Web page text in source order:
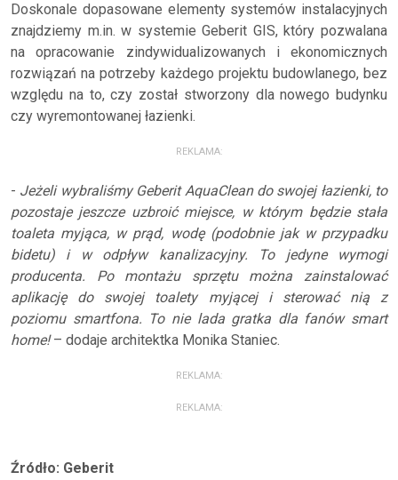
Doskonale dopasowane elementy systemów instalacyjnych
znajdziemy m.in. w systemie Geberit GIS, który pozwalana
na opracowanie zindywidualizowanych i ekonomicznych
rozwiązań na potrzeby każdego projektu budowlanego, bez
względu na to, czy został stworzony dla nowego budynku
czy wyremontowanej łazienki.
REKLAMA:
- Jeżeli wybraliśmy Geberit AquaClean do swojej łazienki, to
pozostaje jeszcze uzbroić miejsce, w którym będzie stała
toaleta myjąca, w prąd, wodę (podobnie jak w przypadku
bidetu) i w odpływ kanalizacyjny. To jedyne wymogi
producenta. Po montażu sprzętu można zainstalować
aplikację do swojej toalety myjącej i sterować nią z
poziomu smartfona. To nie lada gratka dla fanów smart
home!– dodaje architektka Monika Staniec.
REKLAMA:
REKLAMA:
Źródło: Geberit